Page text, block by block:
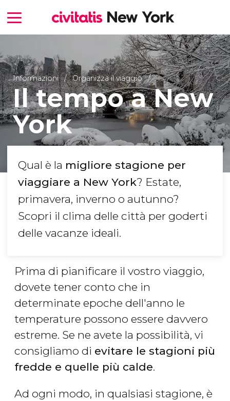
Informazioni Organizza il viaggio
Il tempo a New
York
Qual è la migliore stagione per
viaggiare a New York? Estate,
primavera, inverno o autunno?
Scopri il clima delle città per goderti
delle vacanze ideali.
Prima di pianificare il vostro viaggio,
dovete tener conto che in
determinate epoche dell'anno le
temperature possono essere davvero
estreme. Se ne avete la possibilità, vi
consigliamo di evitare le stagioni più
fredde e quelle più calde.
Ad ogni modo, in qualsiasi stagione, è